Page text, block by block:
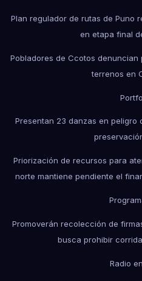
Plan regulador de rutas de Puno
en etapa final
Pobladores de Ccotos
terrenos en
Presentan 23 danzas en peligro
Priorización de recursos para
norte mantiene pendiente el
Promoverán recolección de
busca prohibir
Radio